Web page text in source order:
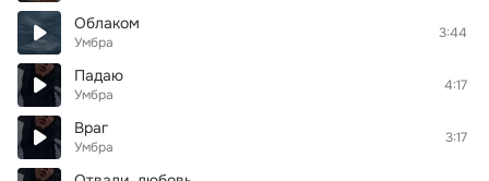
Облаком
Умбра
3:44
Падаю
Умбра
4:17
Враг
Умбра
3:17